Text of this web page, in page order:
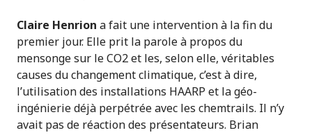
Claire Henrion a fait une intervention à la fin du
premier jour. Elle prit la parole à propos du
mensonge sur le CO2 et les, selon elle, véritables
causes du changement climatique, c’est à dire,
l’utilisation des installations HAARP et la géo-
ingénierie déjà perpétrée avec les chemtrails. Il n’y
avait pas de réaction des présentateurs. Brian